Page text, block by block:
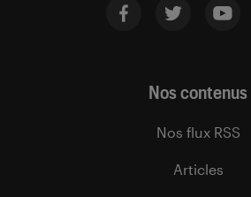
Nos contenus
Nos flux RSS
Articles